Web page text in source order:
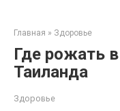
контенту
Главная » Здоровье
Где рожать
Таиланда
Здоровье